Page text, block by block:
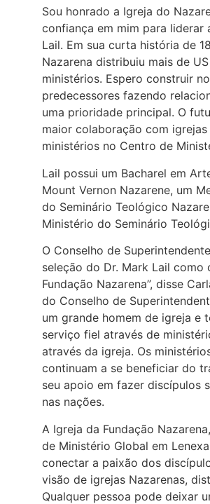
Sou honrado a Igreja do
confiança em mim para liderar
Lail. Em sua curta história de
Nazarena distribuiu mais de
ministérios. Espero construir
predecessores fazendo
uma prioridade principal. O
maior colaboração com
ministérios no Centro de
Lail possui um Bacharel em
Mount Vernon Nazarene, um
do Seminário Teológico
Ministério do Seminário
O Conselho de
seleção do Dr. Mark Lail como
Fundação Nazarena”, disse
do Conselho de
um grande homem de igreja e
serviço fiel através de
através da igreja. Os
continuam a se beneficiar do
seu apoio em fazer discípulos
nas nações.
A Igreja da Fundação
de Ministério Global em
conectar a paixão dos
visão de igrejas Nazarenas,
Qualquer pessoa pode deixar